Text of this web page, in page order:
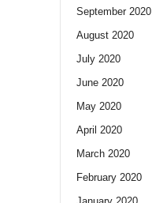
September 2020
August 2020
July 2020
June 2020
May 2020
April 2020
March 2020
February 2020